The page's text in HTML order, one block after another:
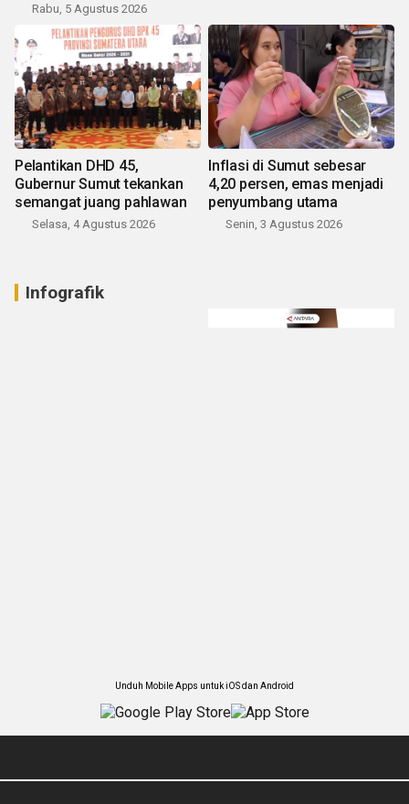
Rabu, 5 Agustus 2026
Pelantikan DHD 45,
Gubernur Sumut tekankan
semangat juang pahlawan
Selasa, 4 Agustus 2026
Inflasi di Sumut sebesar
4,20 persen, emas menjadi
penyumbang utama
Senin, 3 Agustus 2026
Infografik
Unduh Mobile Apps untuk iOS dan Android